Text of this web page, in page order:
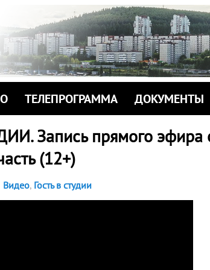
ТЕЛЕПРОГРАММА ДОКУМЕНТЫ
Запись прямого эфира
(12+)
Видео, Гость в студии